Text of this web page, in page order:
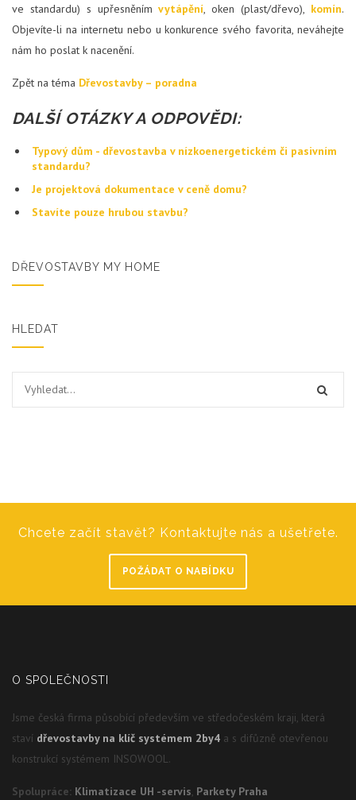
ve standardu) s upřesněnímvytápění, oken (plast/dřevo), komín.
Objevíte-li na internetu nebo u konkurence svého favorita, neváhejte
nám ho poslat k nacenění.
Zpět na téma Dřevostavby – poradna
DALŠÍ OTÁZKY A ODPOVĚDI:
Typový dům - dřevostavba v nízkoenergetickém či pasivním
standardu?
Je projektová dokumentace v ceně domu?
Stavíte pouze hrubou stavbu?
DŘEVOSTAVBY MY HOME
HLEDAT
Chcete začít stavět? Kontaktujte nás a ušetřete.
POŽÁDAT O NABÍDKU
O SPOLEČNOSTI
Jsme česká firma působící především ve středočeském kraji, která
staví dřevostavby na klíč systémem 2by4 a s difůzně otevřenou
konstrukcí systémem INSOWOOL.
Spolupráce: Klimatizace UH -servis, Parkety Praha